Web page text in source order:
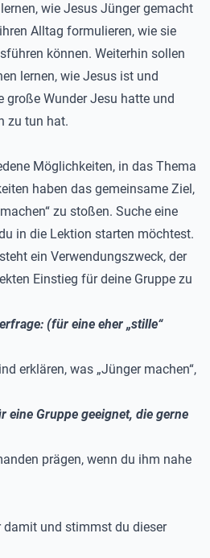
wie Jesus Jünger gemacht
Alltag formulieren, wie sie
können. Weiterhin sollen
lernen, wie Jesus ist und
große Wunder Jesu hatte und
zu tun hat.
Möglichkeiten, in das Thema
haben das gemeinsame Ziel,
machen“ zu stoßen. Suche eine
in die Lektion starten möchtest.
ein Verwendungszweck, der
Einstieg für deine Gruppe zu
(für eine eher „stille“
erklären, was „Jünger machen“,
eine Gruppe geeignet, die gerne
prägen, wenn du ihm nahe
damit und stimmst du dieser